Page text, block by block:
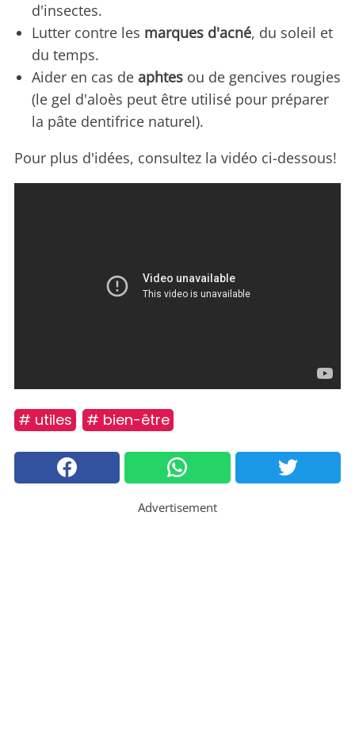
d'insectes.
Lutter contre les marques d'acné, du soleil et
du temps.
Aider en cas de aphtes ou de gencives rougies
(le gel d'aloès peut être utilisé pour préparer
la pâte dentifrice naturel).
Pour plus d'idées, consultez la vidéo ci-dessous!
# utiles # bien-être
Advertisement